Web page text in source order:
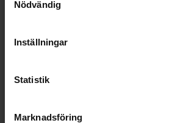
Nödvändig
Inställningar
Statistik
Marknadsföring
Vi behöver
Så roligt att du vill fortsätta
utan